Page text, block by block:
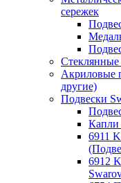
сережек
Акриловые
другие)
Подвески
Капли
6911
6912